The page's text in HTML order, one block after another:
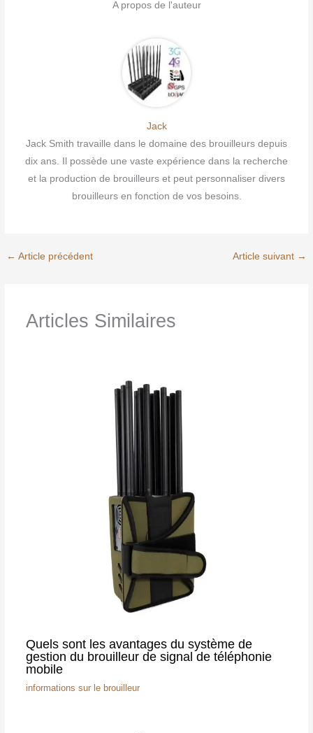
A propos de l'auteur
Jack
Jack Smith travaille dans le domaine des brouilleurs depuis
dix ans. Il possède une vaste expérience dans la recherche
et la production de brouilleurs et peut personnaliser divers
brouilleurs en fonction de vos besoins.
← Article précédent Article suivant →
Articles Similaires
Quels sont les avantages du système de
gestion du brouilleur de signal de téléphonie
mobile
informations sur le brouilleur